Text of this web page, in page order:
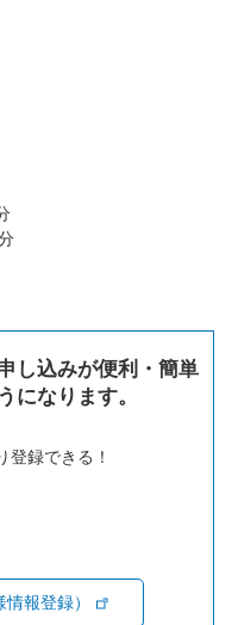
し込みが便利・簡単
になります。
登録できる！
報登録）